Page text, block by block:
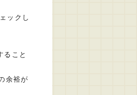
ックし
ること
余裕が